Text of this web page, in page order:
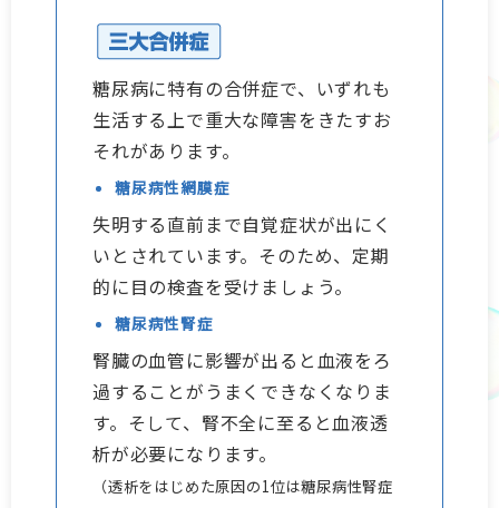
糖尿病に特有の合併症で、いずれも
生活する上で重大な障害をきたすお
それがあります。
糖尿病性網膜症
失明する直前まで自覚症状が出にく
いとされています。そのため、定期
的に目の検査を受けましょう。
糖尿病性腎症
腎臓の血管に影響が出ると血液をろ
過することがうまくできなくなりま
す。そして、腎不全に至ると血液透
析が必要になります。
（透析をはじめた原因の1位は糖尿病性腎症